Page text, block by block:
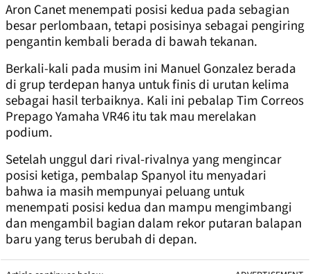
Aron Canet menempati posisi kedua pada sebagian
besar perlombaan, tetapi posisinya sebagai pengiring
pengantin kembali berada di bawah tekanan.
Berkali-kali pada musim ini Manuel Gonzalez berada
di grup terdepan hanya untuk finis di urutan kelima
sebagai hasil terbaiknya. Kali ini pebalap Tim Correos
Prepago Yamaha VR46 itu tak mau merelakan
podium.
Setelah unggul dari rival-rivalnya yang mengincar
posisi ketiga, pembalap Spanyol itu menyadari
bahwa ia masih mempunyai peluang untuk
menempati posisi kedua dan mampu mengimbangi
dan mengambil bagian dalam rekor putaran balapan
baru yang terus berubah di depan.